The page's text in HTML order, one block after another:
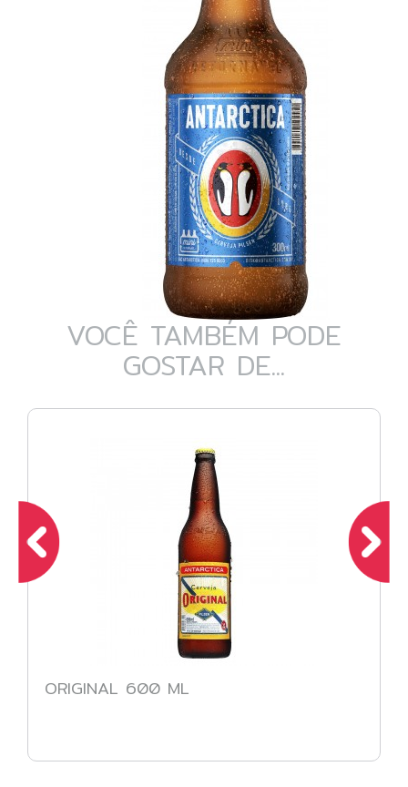
VOCÊ TAMBÉM PODE
GOSTAR DE...
ORIGINAL 600 ML